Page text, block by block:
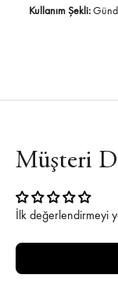
Kullanım Şekli:
Müşteri
İlk değerlendirmeyi